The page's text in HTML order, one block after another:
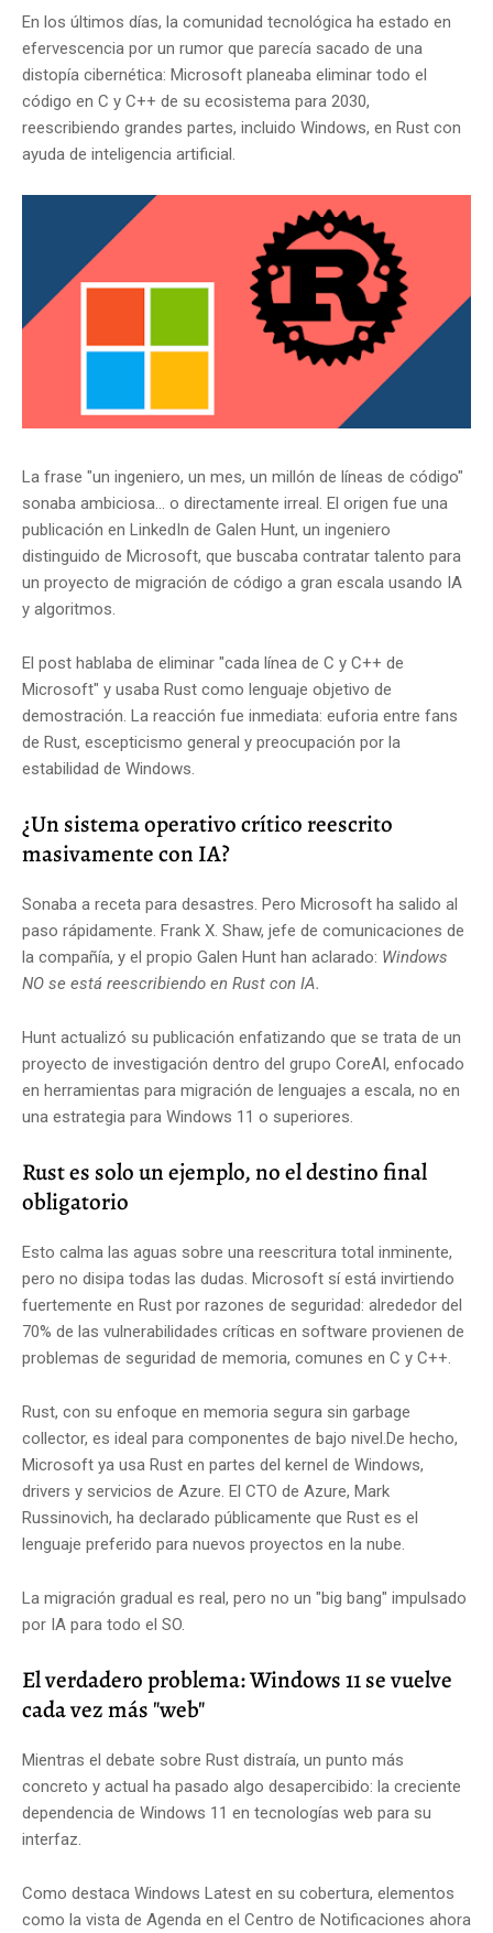
En los últimos días, la comunidad tecnológica ha estado en
efervescencia por un rumor que parecía sacado de una
distopía cibernética: Microsoft planeaba eliminar todo el
código en C y C++ de su ecosistema para 2030,
reescribiendo grandes partes, incluido Windows, en Rust con
ayuda de inteligencia artificial.
La frase "un ingeniero, un mes, un millón de líneas de código"
sonaba ambiciosa... o directamente irreal. El origen fue una
publicación en LinkedIn de Galen Hunt, un ingeniero
distinguido de Microsoft, que buscaba contratar talento para
un proyecto de migración de código a gran escala usando IA
y algoritmos.
El post hablaba de eliminar "cada línea de C y C++ de
Microsoft" y usaba Rust como lenguaje objetivo de
demostración. La reacción fue inmediata: euforia entre fans
de Rust, escepticismo general y preocupación por la
estabilidad de Windows.
¿Un sistema operativo crítico reescrito
masivamente con IA?
Sonaba a receta para desastres. Pero Microsoft ha salido al
paso rápidamente. Frank X. Shaw, jefe de comunicaciones de
la compañía, y el propio Galen Hunt han aclarado: Windows
NO se está reescribiendo en Rust con IA.
Hunt actualizó su publicación enfatizando que se trata de un
proyecto de investigación dentro del grupo CoreAI, enfocado
en herramientas para migración de lenguajes a escala, no en
una estrategia para Windows 11 o superiores.
Rust es solo un ejemplo, no el destino final
obligatorio
Esto calma las aguas sobre una reescritura total inminente,
pero no disipa todas las dudas. Microsoft sí está invirtiendo
fuertemente en Rust por razones de seguridad: alrededor del
70% de las vulnerabilidades críticas en software provienen de
problemas de seguridad de memoria, comunes en C y C++.
Rust, con su enfoque en memoria segura sin garbage
collector, es ideal para componentes de bajo nivel.De hecho,
Microsoft ya usa Rust en partes del kernel de Windows,
drivers y servicios de Azure. El CTO de Azure, Mark
Russinovich, ha declarado públicamente que Rust es el
lenguaje preferido para nuevos proyectos en la nube.
La migración gradual es real, pero no un "big bang" impulsado
por IA para todo el SO.
El verdadero problema: Windows 11 se vuelve
cada vez más "web"
Mientras el debate sobre Rust distraía, un punto más
concreto y actual ha pasado algo desapercibido: la creciente
dependencia de Windows 11 en tecnologías web para su
interfaz.
Como destaca Windows Latest en su cobertura, elementos
como la vista de Agenda en el Centro de Notificaciones ahora